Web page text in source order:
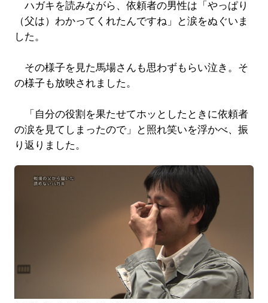
ハガキを読みながら、依頼者の男性は「やっぱり
（父は）わかってくれたんですね」と涙をぬぐいま
した。
その様子を見た馬場さんも思わずもらい泣き。そ
の様子も放映されました。
「自分の役割を果たせてホッとしたときに依頼者
の涙を見てしまったので」と照れ笑いを浮かべ、振
り返りました。